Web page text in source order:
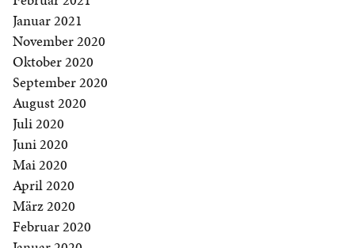
Januar 2021
November 2020
Oktober 2020
September 2020
August 2020
Juli 2020
Juni 2020
Mai 2020
April 2020
März 2020
Februar 2020